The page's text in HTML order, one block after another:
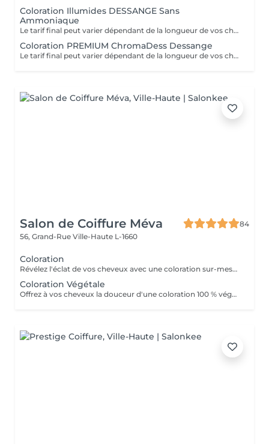
Coloration Illumides DESSANGE Sans
Ammoniaque
Le tarif final peut varier dépendant de la longueur de vos cheveux ainsi que des soins et produits utilisés.
Coloration PREMIUM ChromaDess Dessange
Le tarif final peut varier dépendant de la longueur de vos cheveux ainsi que des soins et produits utilisés.
Salon de Coiffure Méva
84
56, Grand-Rue Ville-Haute L-1660
Coloration
Révélez l'éclat de vos cheveux avec une coloration sur-mesure, adaptée à votre carnation et à votre style. Que vous souhaitiez raviver votre teinte naturelle, couvrir les cheveux blancs ou oser un changement plus audacieux, nous vous conseillons pour un résultat harmonieux et lumineux. Nous utilisons des produits professionnels de qualité pour garantir brillance, intensité et respect de la fibre capillaire.
Coloration Végétale
Offrez à vos cheveux la douceur d'une coloration 100 % végétale, élaborée exclusivement à partir de plantes tinctoriales. Sans ammoniaque, sans oxydant et sans produits chimiques agressifs, elle respecte la fibre capillaire tout en apportant brillance, force et volume. Idéale pour couvrir les cheveux blancs ou sublimer votre teinte naturelle, la coloration végétale enveloppe le cheveu et révèle des reflets profonds et lumineux, pour un résultat naturel et durable.